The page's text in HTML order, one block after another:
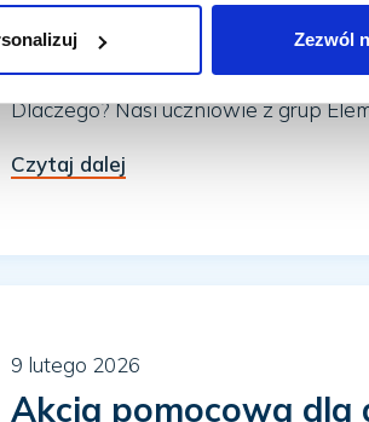
Zezwól
Young...
Końcówka zimy to w Sokratesie czas
Dlaczego? Nasi uczniowie z grup
Czytaj dalej
9 lutego 2026
Akcja pomocowa dla